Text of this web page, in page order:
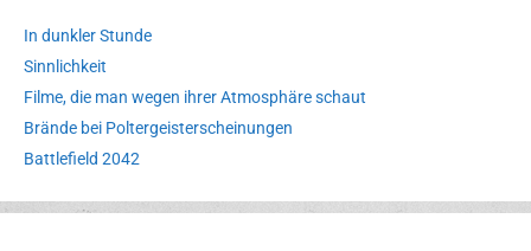
In dunkler Stunde
Sinnlichkeit
Filme, die man wegen ihrer Atmosphäre schaut
Brände bei Poltergeisterscheinungen
Battlefield 2042
Erlebnispark
Verbotene